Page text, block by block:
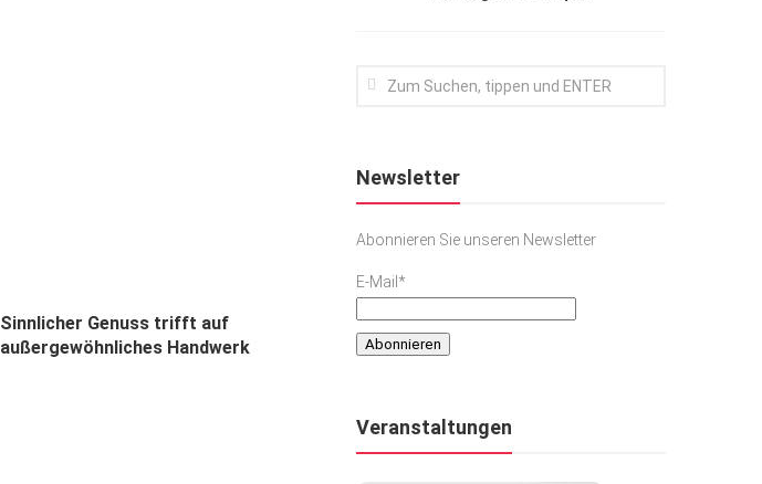
Sinnlicher Genuss trifft auf
außergewöhnliches Handwerk
Newsletter
Abonnieren Sie unseren Newsletter
E-Mail*
Veranstaltungen